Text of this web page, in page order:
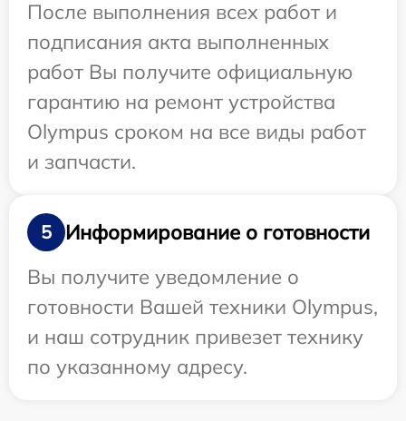
После выполнения всех работ и
подписания акта выполненных
работ Вы получите официальную
гарантию на ремонт устройства
Olympus сроком на все виды работ
и запчасти.
5
Информирование о готовности
Вы получите уведомление о
готовности Вашей техники Olympus,
и наш сотрудник привезет технику
по указанному адресу.